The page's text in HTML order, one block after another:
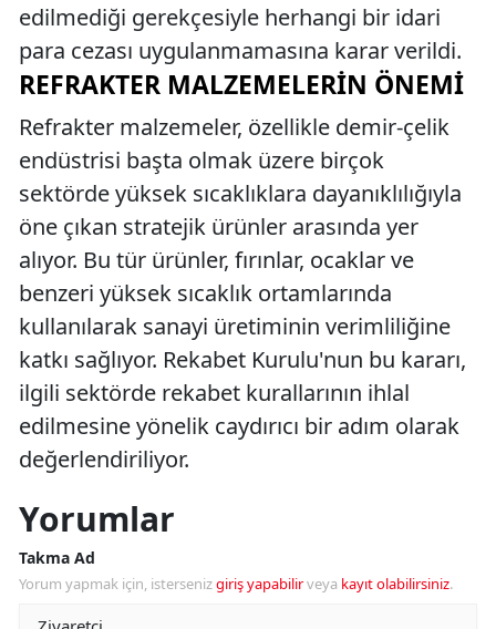
edilmediği gerekçesiyle herhangi bir idari
para cezası uygulanmamasına karar verildi.
REFRAKTER MALZEMELERIN ÖNEMI
Refrakter malzemeler, özellikle demir-çelik
endüstrisi başta olmak üzere birçok
sektörde yüksek sıcaklıklara dayanıklılığıyla
öne çıkan stratejik ürünler arasında yer
alıyor. Bu tür ürünler, fırınlar, ocaklar ve
benzeri yüksek sıcaklık ortamlarında
kullanılarak sanayi üretiminin verimliliğine
katkı sağlıyor. Rekabet Kurulu'nun bu kararı,
ilgili sektörde rekabet kurallarının ihlal
edilmesine yönelik caydırıcı bir adım olarak
değerlendiriliyor.
Yorumlar
Takma Ad
Yorum yapmak için, istersenizgiriş yapabilirveya kayıt olabilirsiniz.